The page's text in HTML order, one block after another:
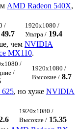
AMD Radeon 540X,
/
49.7
1920x1080 /
Ультра / 19.4
чем NVIDIA
MX110.
/
/
1920x1080 /
Высокие / 8.7
625, но хуже NVIDIA
1920x1080 /
Высокие / 15.35